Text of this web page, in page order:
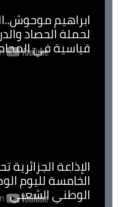
ابراهيم
لحملة الحصاد
قياسية في
الإذاعة الجزائرية
الخامسة لليوم
الوطني الشعبي